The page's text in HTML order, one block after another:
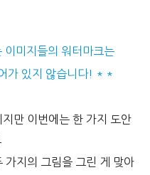
미지들의 워터마크는
가 있지 않습니다! * *
만 이번에는 한 가지 도안
가지의 그림을 그린 게 맞아